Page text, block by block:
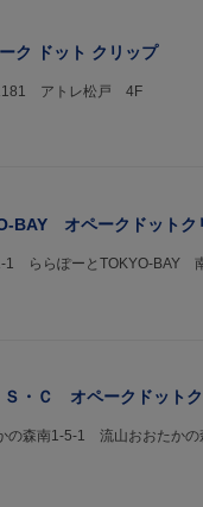
ク ドット クリップ
アトレ松戸 4F
BAY オペークドットク
1 ららぽーとTOKYO-BAY
Ｓ・Ｃ オペークドット
の森南1-5-1 流山おおた